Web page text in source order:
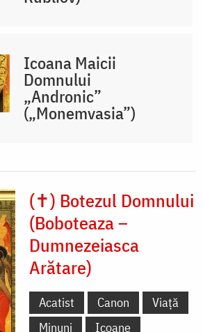
Icoana Maicii
Domnului
„Andronic”
(„Monemvasia”)
(✝) Botezul Domnului
(Boboteaza –
Dumnezeiasca
Arătare)
Acatist Canon
Viață
Minuni
Icoane